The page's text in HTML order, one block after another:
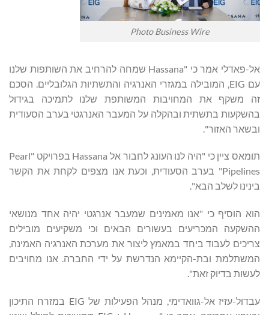
Photo Business Wire
אל-פאדלי אמר כי "Hassana שמחה להרחיב את השותפות שלנו
עם EIG, המובילה במגזרי האנרגיה והתשתיות הגלובליים. הסכם
זה משקף את המחויבות המשותפת שלנו לתמיכה בגידול
בהשקעות בתשתית ובהקלה על המעבר האנרגטי בערב הסעודית
ובשאר האזור".
תומאס ציין כי "היה לנו העונג לחבור אל Hassana בפרויקט "Pearl
Pipelines" בערב הסעודית, וכעת אנו מצפים לקחת את הקשר
בינינו לשלב הבא".
הוא הוסיף כי "אנו מאמינים שמעבר אנרגטי יהיה אחד מנושאי
ההשקעה המכריעים בעשורים הבאים וכי משקיעים מובילים
צריכים לעבוד ביחד במאמץ ליצור את מערכת האנרגיה האמינה,
המשתלמת ובת-הקיימא הנדרשת על ידי החברה. אנו מחויבים
לעשות בדיוק זאת".
עבדול-עזיז אל-גוואדימי, מנהל הפעילות של EIG במזרח התיכון